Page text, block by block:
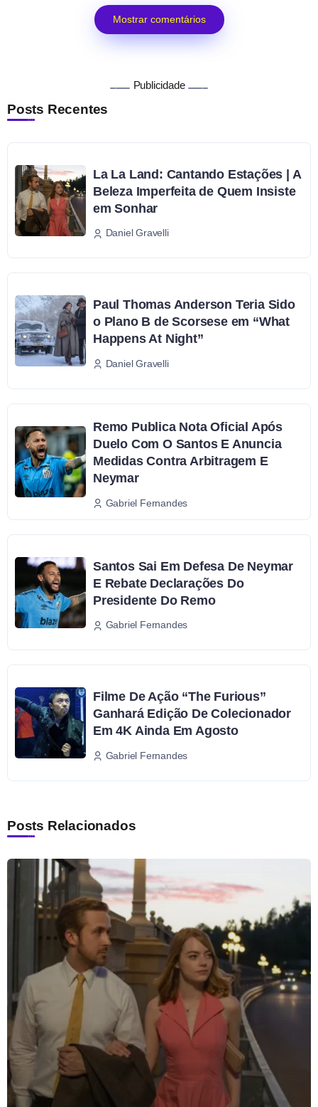
Mostrar comentários
Publicidade
Posts Recentes
La La Land: Cantando Estações | A
Beleza Imperfeita de Quem Insiste
em Sonhar
Daniel Gravelli
Paul Thomas Anderson Teria Sido
o Plano B de Scorsese em “What
Happens At Night”
Daniel Gravelli
Remo Publica Nota Oficial Após
Duelo Com O Santos E Anuncia
Medidas Contra Arbitragem E
Neymar
Gabriel Fernandes
Santos Sai Em Defesa De Neymar
E Rebate Declarações Do
Presidente Do Remo
Gabriel Fernandes
Filme De Ação “The Furious”
Ganhará Edição De Colecionador
Em 4K Ainda Em Agosto
Gabriel Fernandes
Posts Relacionados